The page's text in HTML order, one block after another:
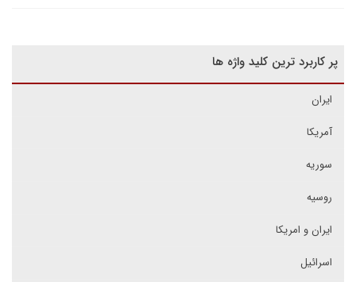
پر کاربرد ترین کلید واژه ها
ایران
آمریکا
سوریه
روسیه
ایران و امریکا
اسرائیل